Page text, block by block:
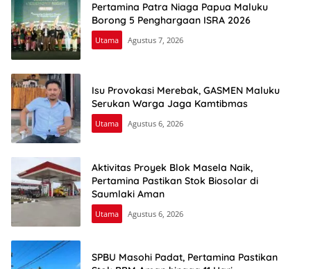
Pertamina Patra Niaga Papua Maluku
Borong 5 Penghargaan ISRA 2026
Utama Agustus 7, 2026
Isu Provokasi Merebak, GASMEN Maluku
Serukan Warga Jaga Kamtibmas
Utama Agustus 6, 2026
Aktivitas Proyek Blok Masela Naik,
Pertamina Pastikan Stok Biosolar di
Saumlaki Aman
Utama Agustus 6, 2026
SPBU Masohi Padat, Pertamina Pastikan